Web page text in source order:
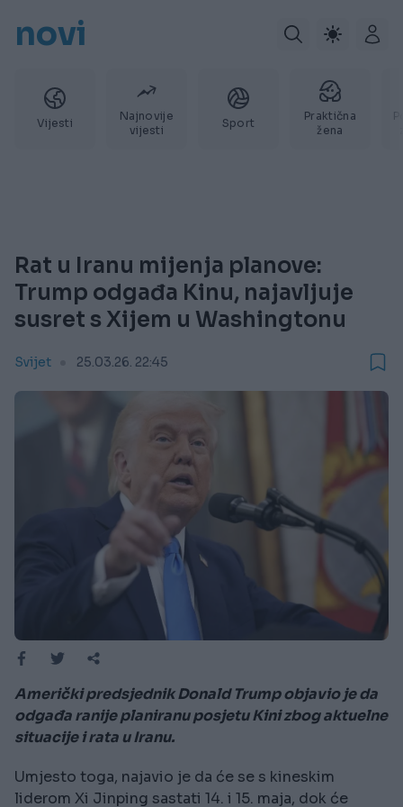
novi
Vijesti
Najnovije
vijesti
Sport
Praktična
žena
Rat u Iranu mijenja planove:
Trump odgađa Kinu, najavljuje
susret s Xijem u Washingtonu
Svijet 25.03.26. 22:45
Američki predsjednik Donald Trump objavio je da
odgađa ranije planiranu posjetu Kini zbog aktuelne
situacije i rata u Iranu.
Umjesto toga, najavio je da će se s kineskim
liderom Xi Jinping sastati 14. i 15. maja, dok će